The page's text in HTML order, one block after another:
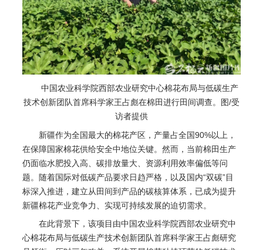
中国农业科学院西部农业研究中心棉花布局与低碳生产
技术创新团队首席科学家王占彪在棉田进行田间调查。图/受
访者提供
新疆作为全国最大的棉花产区，产量占全国90%以上，
在保障国家棉花供给安全中地位关键。然而，当前棉田生产
仍面临水肥投入高、碳排放量大、资源利用效率偏低等问
题。随着国际对低碳产品要求日趋严格，以及国内“双碳”目
标深入推进，建立从田间到产品的碳核算体系，已成为提升
新疆棉花产业竞争力、实现可持续发展的迫切需求。
在此背景下，该项目由中国农业科学院西部农业研究中
心棉花布局与低碳生产技术创新团队首席科学家王占彪研究